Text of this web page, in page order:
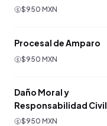
$950 MXN
Procesal de Amparo
$950 MXN
Daño Moral y
Responsabilidad Civil
$950 MXN